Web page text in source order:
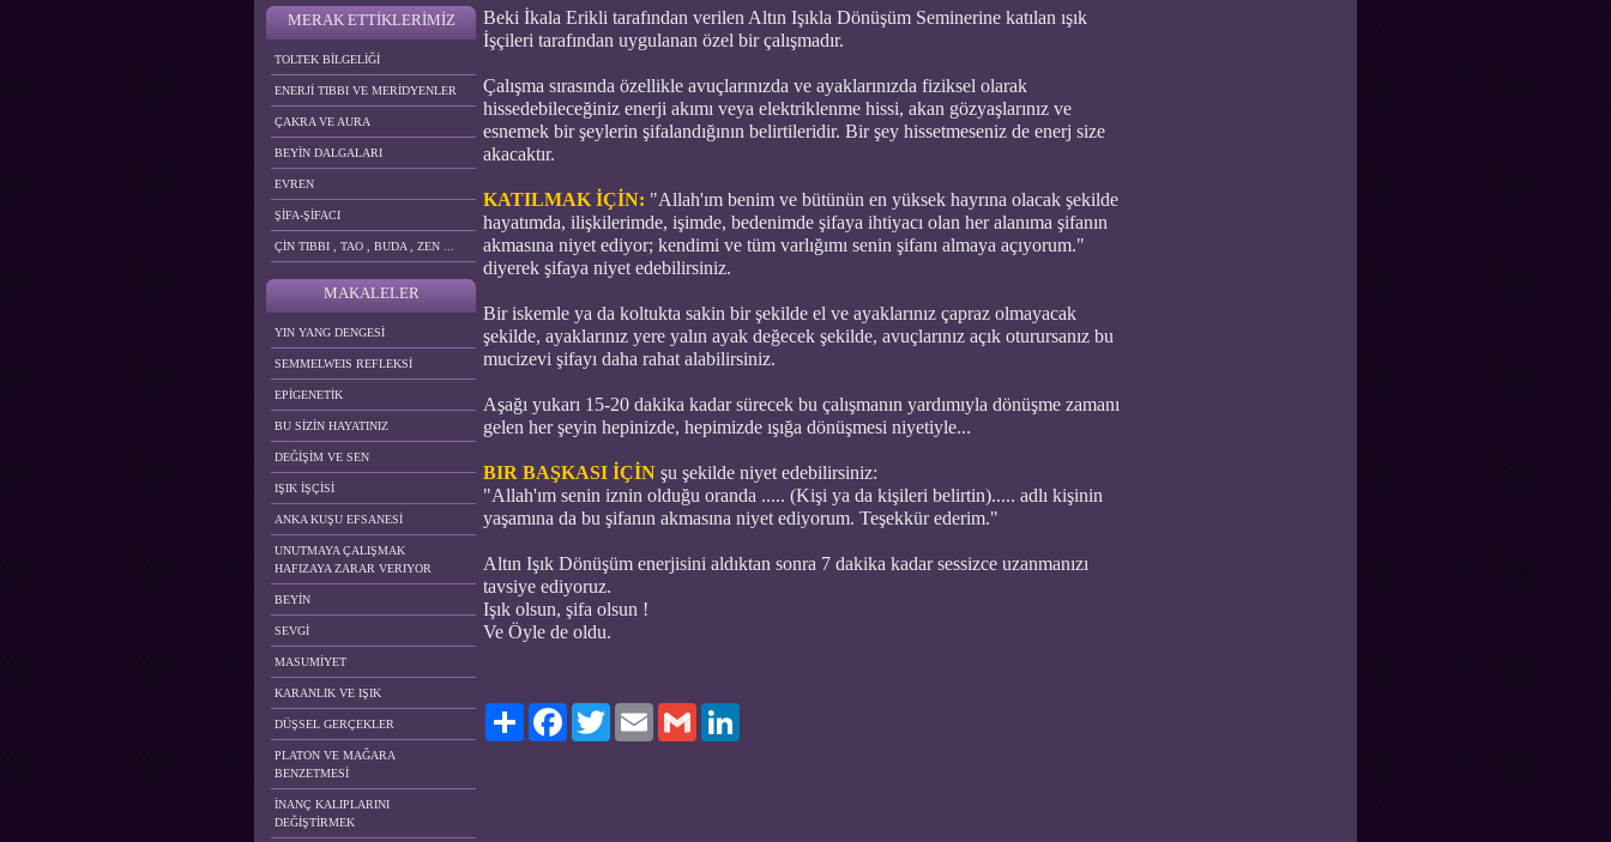
MERAK ETTİKLERİMİZ
TOLTEK BİLGELİĞİ
ENERJİ TIBBI VE MERİDYENLER
ÇAKRA VE AURA
BEYİN DALGALARI
EVREN
ŞİFA-ŞİFACI
ÇİN TIBBI , TAO , BUDA , ZEN ...
MAKALELER
YIN YANG DENGESİ
SEMMELWEIS REFLEKSİ
EPİGENETİK
BU SİZİN HAYATINIZ
DEĞİŞİM VE SEN
IŞIK İŞÇİSİ
ANKA KUŞU EFSANESİ
UNUTMAYA ÇALIŞMAK
HAFIZAYA ZARAR VERIYOR
BEYİN
SEVGİ
MASUMİYET
KARANLIK VE IŞIK
DÜŞSEL GERÇEKLER
PLATON VE MAĞARA
BENZETMESİ
İNANÇ KALIPLARINI
DEĞİŞTİRMEK
Beki İkala Erikli tarafından verilen Altın Işıkla Dönüşüm Seminerine katılan ışık
İşçileri tarafından uygulanan özel bir çalışmadır.
Çalışma sırasında özellikle avuçlarınızda ve ayaklarınızda fiziksel olarak
hissedebileceğiniz enerji akımı veya elektriklenme hissi, akan gözyaşlarınız ve
esnemek bir şeylerin şifalandığının belirtileridir. Bir şey hissetmeseniz de enerj size
akacaktır.
KATILMAK İÇİN: "Allah'ım benim ve bütünün en yüksek hayrına olacak şekilde
hayatımda, ilişkilerimde, işimde, bedenimde şifaya ihtiyacı olan her alanıma şifanın
akmasına niyet ediyor; kendimi ve tüm varlığımı senin şifanı almaya açıyorum."
diyerek şifaya niyet edebilirsiniz.
Bir iskemle ya da koltukta sakin bir şekilde el ve ayaklarınız çapraz olmayacak
şekilde, ayaklarınız yere yalın ayak değecek şekilde, avuçlarınız açık oturursanız bu
mucizevi şifayı daha rahat alabilirsiniz.
Aşağı yukarı 15-20 dakika kadar sürecek bu çalışmanın yardımıyla dönüşme zamanı
gelen her şeyin hepinizde, hepimizde ışığa dönüşmesi niyetiyle...
BIR BAŞKASI İÇİN şu şekilde niyet edebilirsiniz:
"Allah'ım senin iznin olduğu oranda ..... (Kişi ya da kişileri belirtin)..... adlı kişinin
yaşamına da bu şifanın akmasına niyet ediyorum. Teşekkür ederim."
Altın Işık Dönüşüm enerjisini aldıktan sonra 7 dakika kadar sessizce uzanmanızı
tavsiye ediyoruz.
Işık olsun, şifa olsun !
Ve Öyle de oldu.
Paylaş FacebookTwitter Email Gmail